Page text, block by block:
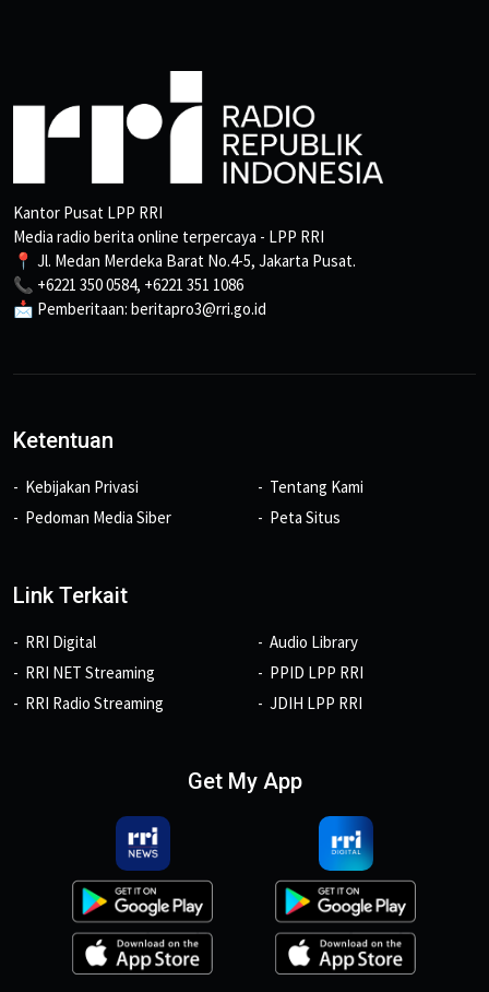
Kantor Pusat LPP RRI
Media radio berita online terpercaya - LPP RRI
📍 Jl. Medan Merdeka Barat No.4-5, Jakarta Pusat.
📞 +6221 350 0584, +6221 351 1086
📩 Pemberitaan: beritapro3@rri.go.id
Ketentuan
Kebijakan Privasi
Pedoman Media Siber
Tentang Kami
Peta Situs
Link Terkait
RRI Digital
RRI NET Streaming
RRI Radio Streaming
Audio Library
PPID LPP RRI
JDIH LPP RRI
Get My App